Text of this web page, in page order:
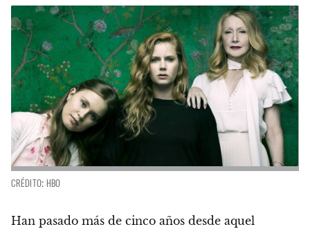
CRÉDITO: HBO
Han pasado más de cinco años desde aquel